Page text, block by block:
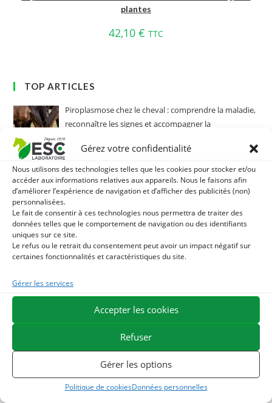
Gérez votre confidentialité
Nous utilisons des technologies telles que les cookies pour stocker et/ou
accéder aux informations relatives aux appareils. Nous le faisons afin
d’améliorer l’expérience de navigation et d’afficher des publicités (non)
personnalisées.
Le fait de consentir à ces technologies nous permettra de traiter des
données telles que le comportement de navigation ou des identifiants
uniques sur ce site.
Le refus ou le retrait du consentement peut avoir un impact négatif sur
certaines fonctionnalités et caractéristiques du site.
Gérer les services
Accepter les cookies
Refuser
Gérer les options
Politique de cookiesDonnées personnelles
plantes
42,10 € TTC
TOP ARTICLES
Piroplasmose chez le cheval : comprendre la maladie,
reconnaître les signes et accompagner la
dans Connaissance du cheval
Règlement jeu concours
dans Non classé
Myosites chez le cheval : comprendre et
accompagner un « coup de sang »
dans Connaissance du cheval
Allergies respiratoires chez le cheval : comment les
identifier et les gérer
dans Connaissance du cheval
Soulager la dermite estivale chez le cheval : approche
globale, soins externes et soutien interne naturel
dans Connaissance du cheval